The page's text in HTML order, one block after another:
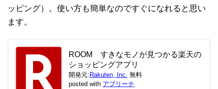
ッピング）。使い方も簡単なのですぐになれると思い
ます。
ROOM すきなモノが見つかる楽天の
ショッピングアプリ
開発元: Rakuten, Inc. 無料
posted with アプリーチ